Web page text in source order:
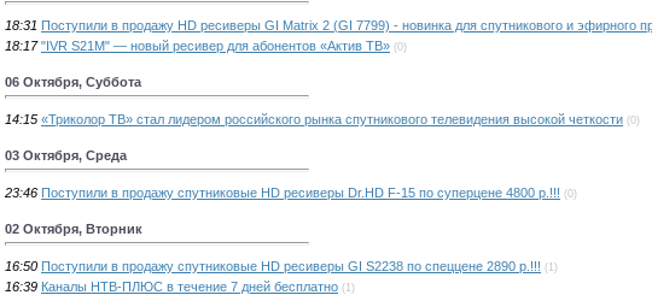
18:31 Поступили в продажу HD ресиверы GI Matrix 2 (GI 7799) - новинка для спутникового и эфирного
18:17 "IVR S21M" — новый ресивер для абонентов «Актив ТВ» (0)
06 Октября, Суббота
14:15 «Триколор ТВ» стал лидером российского рынка спутникового телевидения высокой четкости (0)
03 Октября, Среда
23:46 Поступили в продажу спутниковые HD ресиверы Dr.HD F-15 по суперцене 4800 р.!!! (0)
02 Октября, Вторник
16:50 Поступили в продажу спутниковые HD ресиверы GI S2238 по спеццене 2890 р.!!! (1)
16:39 Каналы НТВ-ПЛЮС в течение 7 дней бесплатно (1)